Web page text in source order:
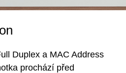
Duplex a MAC Address
prochází před